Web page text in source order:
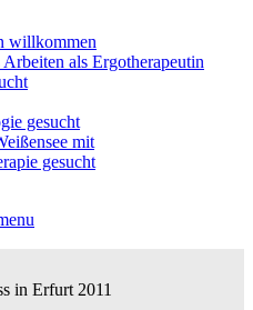
willkommen
als Ergotherapeutin
gesucht
mit
gesucht
in Erfurt 2011